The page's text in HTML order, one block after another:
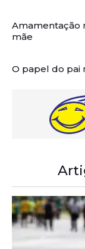
Amamentação
mãe
O papel do pai